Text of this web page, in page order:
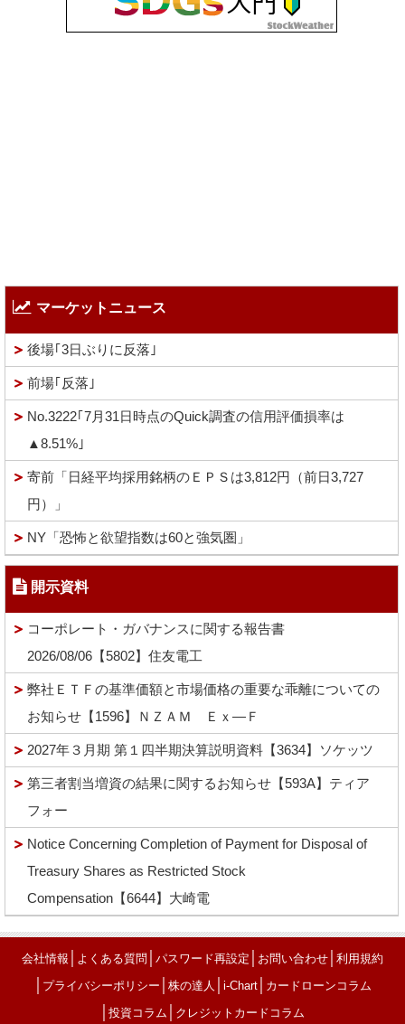
マーケットニュース
後場｢3日ぶりに反落｣
前場｢反落｣
No.3222｢7月31日時点のQuick調査の信用評価損率は
▲8.51%｣
寄前「日経平均採用銘柄のＥＰＳは3,812円（前日3,727
円）」
NY「恐怖と欲望指数は60と強気圏」
開示資料
コーポレート・ガバナンスに関する報告書
2026/08/06【5802】住友電工
弊社ＥＴＦの基準価額と市場価格の重要な乖離についての
お知らせ【1596】ＮＺＡＭ Ｅｘ―Ｆ
2027年３月期 第１四半期決算説明資料【3634】ソケッツ
第三者割当増資の結果に関するお知らせ【593A】ティア
フォー
Notice Concerning Completion of Payment for Disposal of
Treasury Shares as Restricted Stock
Compensation【6644】大崎電
会社情報 よくある質問 パスワード再設定 お問い合わせ 利用規約
プライバシーポリシー 株の達人 i-Chart│ カードローンコラム
投資コラム クレジットカードコラム